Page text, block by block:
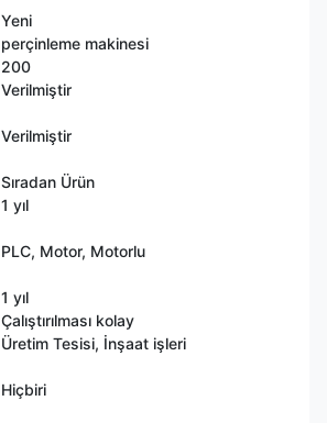
Yeni
perçinleme makinesi
200
Verilmiştir
Verilmiştir
Sıradan Ürün
1 yıl
PLC, Motor, Motorlu
1 yıl
Çalıştırılması kolay
Üretim Tesisi, İnşaat işleri
Hiçbiri